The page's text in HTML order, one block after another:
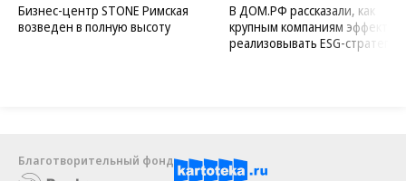
Бизнес-центр STONE Римская
возведен в полную высоту
В ДОМ.РФ рассказали, как
крупным компаниям
реализовывать ESG-стратегию
Благотворительный фонд